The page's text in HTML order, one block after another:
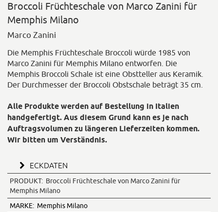
Broccoli Früchteschale von Marco Zanini für
Memphis Milano
Marco Zanini
Die Memphis Früchteschale Broccoli würde 1985 von
Marco Zanini für Memphis Milano entworfen. Die
Memphis Broccoli Schale ist eine Obstteller aus Keramik.
Der Durchmesser der Broccoli Obstschale beträgt 35 cm.
Alle Produkte werden auf Bestellung in Italien
handgefertigt. Aus diesem Grund kann es je nach
Auftragsvolumen zu längeren Lieferzeiten kommen.
Wir bitten um Verständnis.
ECKDATEN
PRODUKT: Broccoli Früchteschale von Marco Zanini für
Memphis Milano
MARKE: Memphis Milano